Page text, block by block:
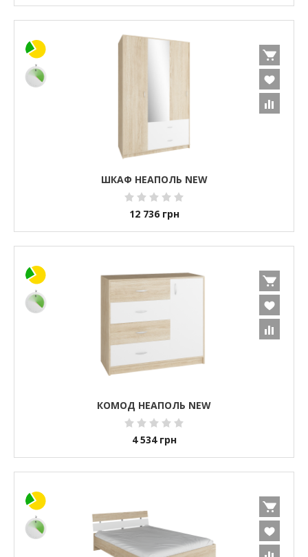
ШКАФ НЕАПОЛЬ NEW
12 736 грн
КОМОД НЕАПОЛЬ NEW
4 534 грн